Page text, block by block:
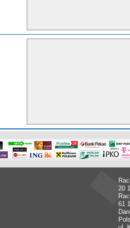
20
61